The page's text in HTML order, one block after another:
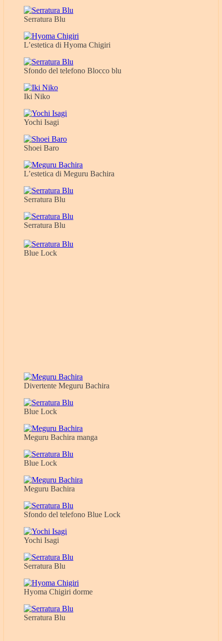
Serratura Blu
L’estetica di Hyoma Chigiri
Sfondo del telefono Blocco blu
Iki Niko
Yochi Isagi
Shoei Baro
L’estetica di Meguru Bachira
Serratura Blu
Serratura Blu
Blue Lock
Divertente Meguru Bachira
Blue Lock
Meguru Bachira manga
Blue Lock
Meguru Bachira
Sfondo del telefono Blue Lock
Yochi Isagi
Serratura Blu
Hyoma Chigiri dorme
Serratura Blu